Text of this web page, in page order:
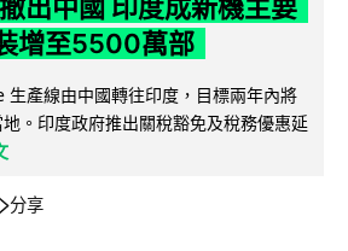
出中國 印度成新機主要
增至5500萬部
產線由中國轉往印度，目標兩年內將
。印度政府推出關稅豁免及稅務優惠延
分享